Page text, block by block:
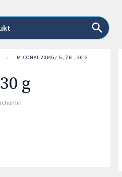
› MICONAL 20MG/ G, ŻEL, 30 G
g